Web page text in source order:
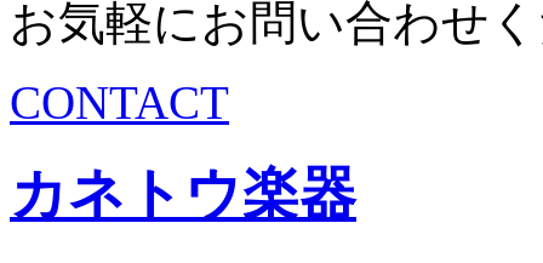
お気軽にお問い合わせ
CONTACT
カネトウ楽器